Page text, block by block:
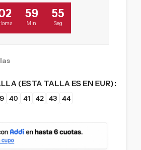
59
Min
54
Seg
(ESTA TALLA ES EN EUR)
40 41 42 43 44